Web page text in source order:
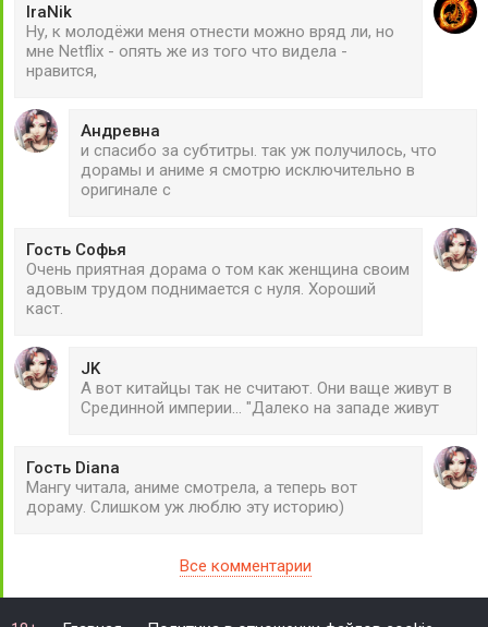
IraNik
Ну, к молодёжи меня отнести можно вряд ли, но
мне Netflix - опять же из того что видела -
нравится,
Андревна
и спасибо за субтитры. так уж получилось, что
дорамы и аниме я смотрю исключительно в
оригинале с
Гость Софья
Очень приятная дорама о том как женщина своим
адовым трудом поднимается с нуля. Хороший
каст.
JK
А вот китайцы так не считают. Они ваще живут в
Срединной империи... "Далеко на западе живут
Гость Diana
Мангу читала, аниме смотрела, а теперь вот
дораму. Слишком уж люблю эту историю)
Все комментарии